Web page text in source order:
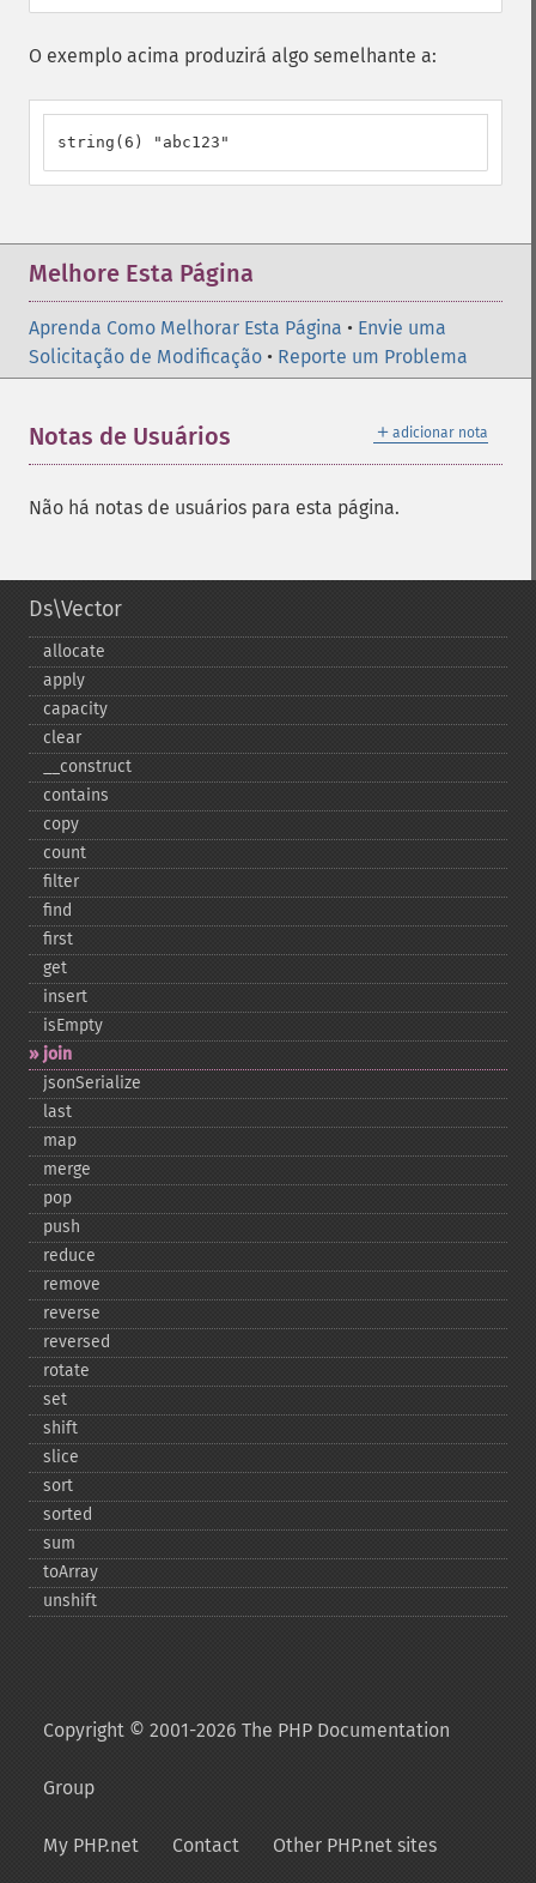
O exemplo acima produzirá algo semelhante a:
string(6) "abc123"
Melhore Esta Página
Aprenda Como Melhorar Esta Página • Envie uma
Solicitação de Modificação • Reporte um Problema
＋ adicionar nota
Notas de Usuários
Não há notas de usuários para esta página.
Ds\Vector
allocate
apply
capacity
clear
_​_​construct
contains
copy
count
filter
find
first
get
insert
isEmpty
join
jsonSerialize
last
map
merge
pop
push
reduce
remove
reverse
reversed
rotate
set
shift
slice
sort
sorted
sum
toArray
unshift
Copyright © 2001-2026 The PHP Documentation
Group
My PHP.net Contact Other PHP.net sites